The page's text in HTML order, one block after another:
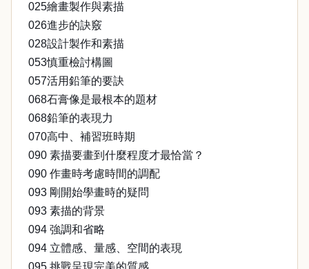
025繪畫製作與素描
026進步的訣竅
028設計製作和素描
053慎重檢討構圖
057活用鉛筆的要訣
068石膏像是最根本的題材
068鉛筆的表現力
070高中、補習班時期
090 素描要畫到什麼程度才最恰當？
090 作畫時考慮時間的調配
093 剛開始學畫時的疑問
093 素描的背景
094 強調和省略
094 立體感、量感、空間的表現
095 挑戰呈現完美的質感